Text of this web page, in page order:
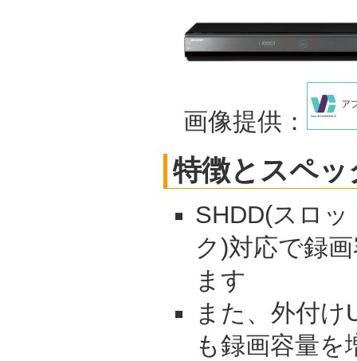
画像提供：
特徴とスペッ
SHDD(スロ
ク)対応で録
ます
また、外付け
も録画容量を